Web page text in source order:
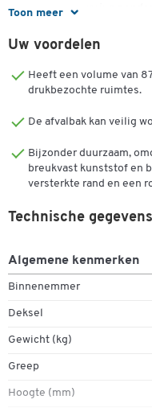
Toon meer
Opmerking: Levering
Uw voordelen
Heeft een volume van
drukbezochte ruimtes.
De afvalbak kan veilig
Bijzonder duurzaam,
breukvast kunststof en
versterkte rand en een
Technische gegevens
Algemene kenmerken
Binnenemmer
Deksel
Gewicht (kg)
Greep
Hoogte (mm)